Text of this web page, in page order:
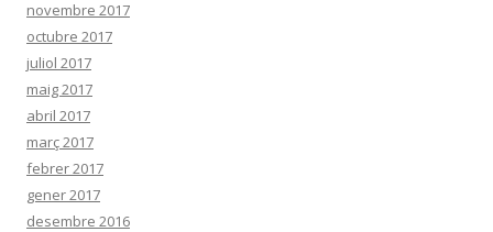
novembre 2017
octubre 2017
juliol 2017
maig 2017
abril 2017
març 2017
febrer 2017
gener 2017
desembre 2016